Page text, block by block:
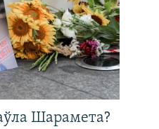
Шарамета?